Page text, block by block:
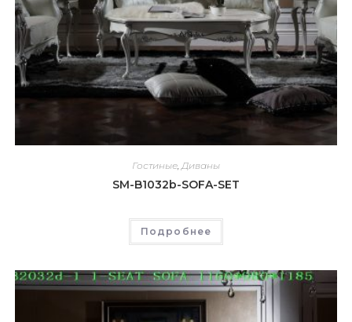
Гостиные Диваны
SM-B1032b-SOFA-SET
Подробнее